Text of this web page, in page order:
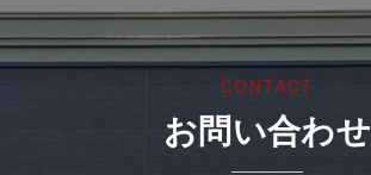
CONTACT
お問い合わせ